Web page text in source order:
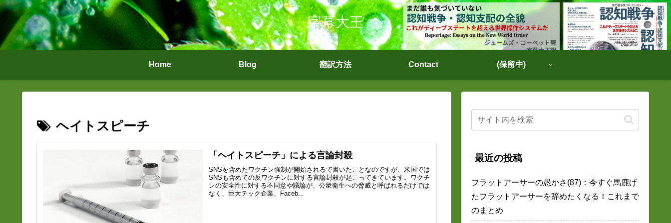
字幕大王
Home Blog 翻訳方法 Contact (保留中)
ヘイトスピーチ
「ヘイトスピーチ」による言論封殺
SNSを含めたワクチン強制が開始されるで書いたことなのですが、米国では
SNSも含めての反ワクチンに対する言論封殺が起こってきています。ワクチ
ンの安全性に対する不同意や議論が、公衆衛生への脅威と呼ばれるだけでは
なく、巨大テック企業、Faceb...
最近の投稿
フラットアーサーの愚かさ(87)：今すぐ馬鹿げ
たフラットアーサーを辞めたくなる！これまで
のまとめ